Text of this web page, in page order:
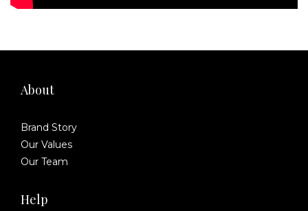
About
Brand Story
Our Values
Our Team
Help